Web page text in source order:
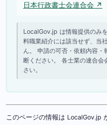
日本行政書士会連合会 ↗
LocalGov.jp は情報提供のみ
料職業紹介には該当せず、当
ん。 申請の可否・依頼内容
断ください。 各士業の連合会
さい。
このページの情報は LocalGov.jp